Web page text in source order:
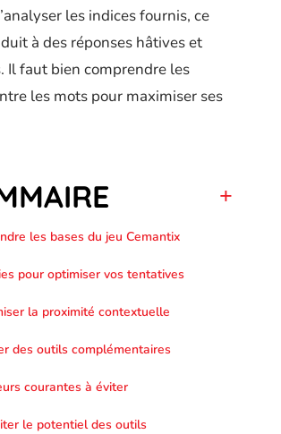
les indices fournis, ce
à des réponses hâtives et
Il faut bien comprendre les
les mots pour maximiser ses
les bases du jeu Cemantix
pour optimiser vos tentatives
la proximité contextuelle
des outils complémentaires
courantes à éviter
le potentiel des outils